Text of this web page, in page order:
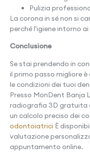
Pulizia
La corona in sé non si
perché l'igiene intorno
Conclusione
Se stai prendendo in
il primo passo migliore
le condizioni dei tuoi
Presso MonDent Banja
radiografia 3D gratuita
un calcolo preciso dei
odontoiatrici È
valutazione
appuntamento online.